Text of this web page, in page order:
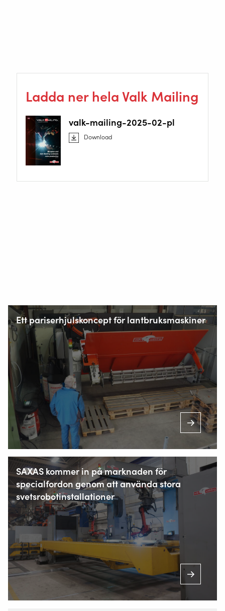
Korsholm Alle 14
5500 Middelfart, Danmark
+46 510 48 88 80
Ladda ner hela Valk Mailing
valk-mailing-2025-02-pl
Download
Ett pariserhjulskoncept för lantbruksmaskiner
SAXAS kommer in på marknaden för
specialfordon genom att använda stora
svetsrobotinstallationer